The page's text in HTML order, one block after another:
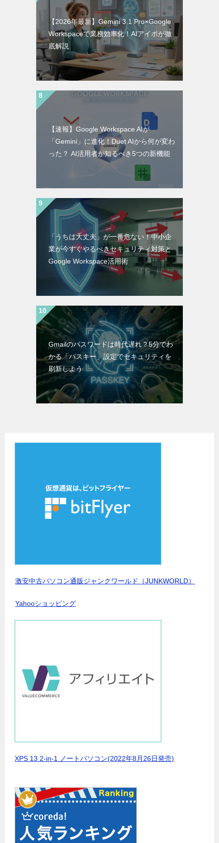
【2026年最新】Gemini 3.1 Pro×Google
Workspaceで業務効率化！AIアイポが徹
底解説
【速報】Google Workspace AIが
「Gemini」に進化！Duet AIから何が変わ
った？ AI活用者が知るべき5つの新機能
「うちは大丈夫」が一番危ない！中小企
業が今すぐやるべきセキュリティ対策と
Google Workspace活用術
Gmailのパスワードは時代遅れ？5分でわ
かる「パスキー」設定でセキュリティを
刷新しよう
激安中古パソコン通販ジャンクワールド（JUNKWORLD）
Yahooショッピング
XPS 13 2-in-1 ノートパソコン(2022年8月26日発売)